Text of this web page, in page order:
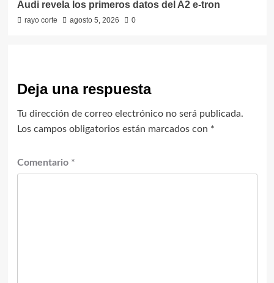
Audi revela los primeros datos del A2 e-tron
rayo corte agosto 5, 2026 0
Deja una respuesta
Tu dirección de correo electrónico no será publicada.
Los campos obligatorios están marcados con *
Comentario *